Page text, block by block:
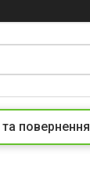
повернення